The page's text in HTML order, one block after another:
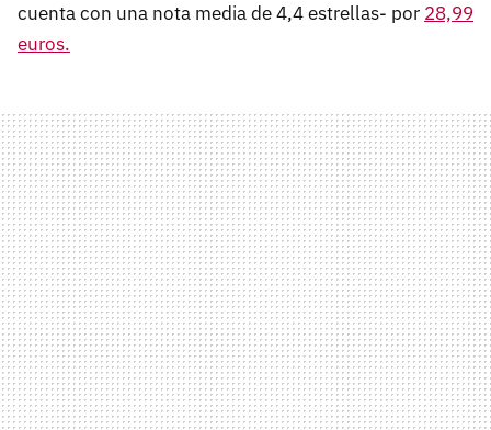
cuenta con una nota media de 4,4 estrellas- por 28,99
euros.